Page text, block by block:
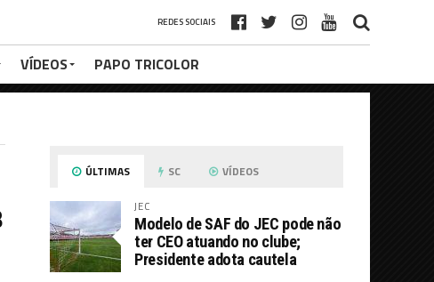
REDES SOCIAIS
VÍDEOS PAPO TRICOLOR
ÚLTIMAS SC VÍDEOS
JEC
Modelo de SAF do JEC pode não
ter CEO atuando no clube;
Presidente adota cautela